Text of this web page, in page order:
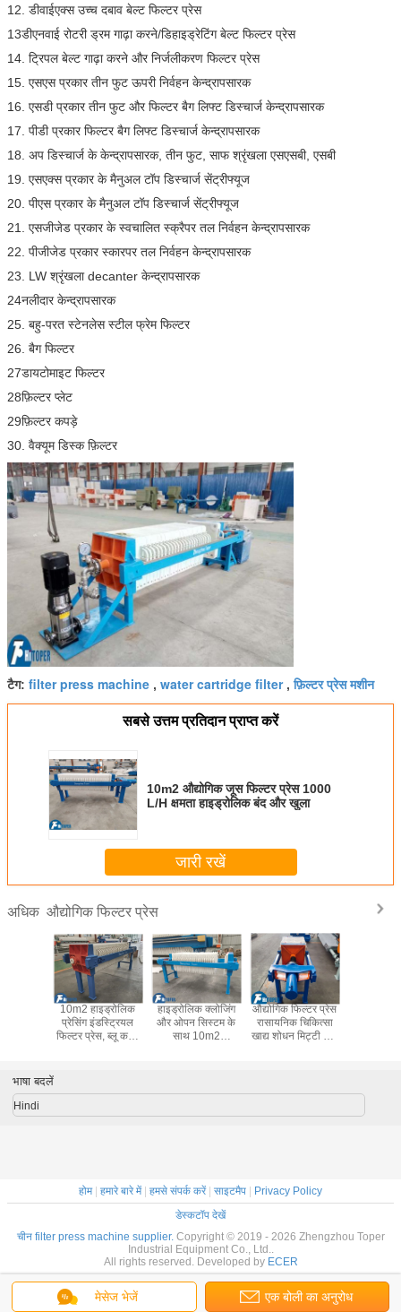
12. डीवाईएक्स उच्च दबाव बेल्ट फिल्टर प्रेस
13डीएनवाई रोटरी ड्रम गाढ़ा करने/डिहाइड्रेटिंग बेल्ट फिल्टर प्रेस
14. ट्रिपल बेल्ट गाढ़ा करने और निर्जलीकरण फिल्टर प्रेस
15. एसएस प्रकार तीन फुट ऊपरी निर्वहन केन्द्रापसारक
16. एसडी प्रकार तीन फुट और फिल्टर बैग लिफ्ट डिस्चार्ज केन्द्रापसारक
17. पीडी प्रकार फिल्टर बैग लिफ्ट डिस्चार्ज केन्द्रापसारक
18. अप डिस्चार्ज के केन्द्रापसारक, तीन फुट, साफ श्रृंखला एसएसबी, एसबी
19. एसएक्स प्रकार के मैनुअल टॉप डिस्चार्ज सेंट्रीफ्यूज
20. पीएस प्रकार के मैनुअल टॉप डिस्चार्ज सेंट्रीफ्यूज
21. एसजीजेड प्रकार के स्वचालित स्क्रैपर तल निर्वहन केन्द्रापसारक
22. पीजीजेड प्रकार स्कारपर तल निर्वहन केन्द्रापसारक
23. LW श्रृंखला decanter केन्द्रापसारक
24नलीदार केन्द्रापसारक
25. बहु-परत स्टेनलेस स्टील फ्रेम फिल्टर
26. बैग फिल्टर
27डायटोमाइट फिल्टर
28फ़िल्टर प्लेट
29फ़िल्टर कपड़े
30. वैक्यूम डिस्क फ़िल्टर
टैग: filter press machine , water cartridge filter,फ़िल्टर प्रेस मशीन
सबसे उत्तम प्रतिदान प्राप्त करें
10m2 औद्योगिक जूस फिल्टर प्रेस 1000
L/H क्षमता हाइड्रोलिक बंद और खुला
जारी रखें
अधिक औद्योगिक फिल्टर प्रेस
10m2 हाइड्रोलिक
प्रेसिंग इंडस्ट्रियल
फिल्टर प्रेस, ब्लू कलर
हाइड्रोलिक क्लोजिंग
और ओपन सिस्टम के
साथ 10m2
औद्योगिक फिल्टर प्रेस
रासायनिक चिकित्सा
खाद्य शोधन मिट्टी और
मेसेज भेजें एक बोली का अनुरोध
भाषा बदलें
Hindi
होम| हमारे बारे में| हमसे संपर्क करें| साइटमैप
Privacy Policy
डेस्कटॉप देखें
चीन filter press machine supplier. Copyright © 2019 - 2026 Zhengzhou Toper
Industrial Equipment Co., Ltd..
All rights reserved. Developed by ECER